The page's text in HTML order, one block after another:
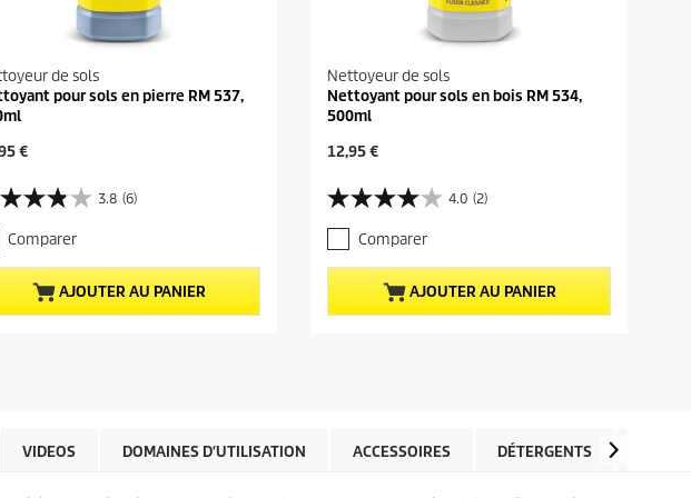
de sols
pour sols en pierre RM 537,
€
3.8 (6)
Comparer
AJOUTER AU PANIER
Nettoyeur de sols
Nettoyant pour sols en bois RM 534,
500ml
P
i
x
a
c
t
u
e
12,95 €
4.0 (2)
4
.
0
s
u
r
Comparer
AJOUTER AU PANIER
VIDEOS DOMAINES D'UTILISATION ACCESSOIRES DÉTERGENTS